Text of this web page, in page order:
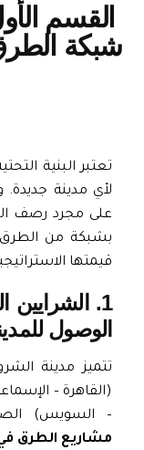
القسم الأول:
الطرق
تعتبر البنية التحتية
لأي مدينة جديدة.
على مجرد رصف الطرق
بشبكة من الطرق
قيمتها الاستراتيجية.
1. الشرايين
الوصول للمدينة؟
تتميز مدينة
(القاهرة –
– السويس)
مشاريع الطرق في